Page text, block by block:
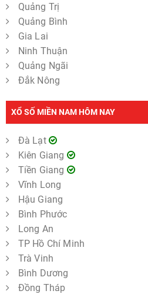
Quảng Trị
Quảng Bình
Gia Lai
Ninh Thuận
Quảng Ngãi
Đắk Nông
XỔ SỐ MIỀN NAM HÔM NAY
Đà Lạt
Kiên Giang
Tiền Giang
Vĩnh Long
Hậu Giang
Bình Phước
Long An
TP Hồ Chí Minh
Trà Vinh
Bình Dương
Đồng Tháp